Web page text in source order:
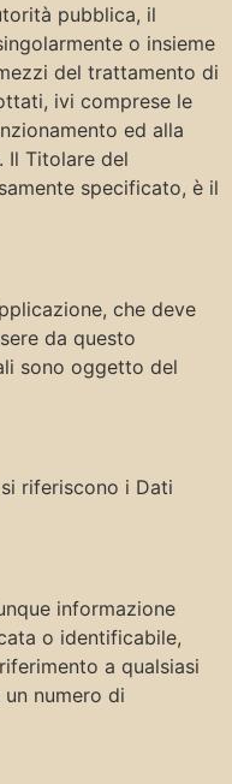
pubblica, il
o insieme
del trattamento di
ivi comprese le
ed alla
Il Titolare del
specificato, è il
che deve
da questo
sono oggetto del
riferiscono i Dati
informazione
o identificabile,
a qualsiasi
numero di